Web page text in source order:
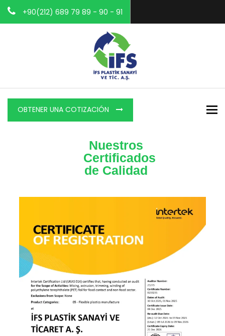
+90(212) 689 79 89 - 90 - 91
OBTENER UNA COTIZACIÓN
Nuestros
Certificados
de Calidad